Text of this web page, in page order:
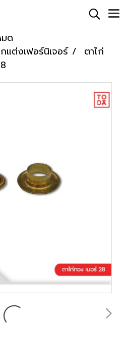
ด
ต่งเฟอร์นิเจอร์
ตาไก่